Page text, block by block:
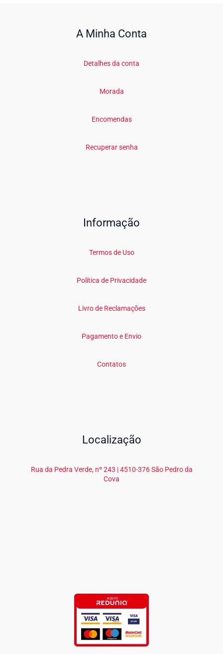
A Minha Conta
Detalhes da conta
Morada
Encomendas
Recuperar senha
Informação
Termos de Uso
Política de Privacidade
Livro de Reclamações
Pagamento e Envio
Contatos
Localização
Rua da Pedra Verde, nº 243 | 4510-376 São Pedro da
Cova